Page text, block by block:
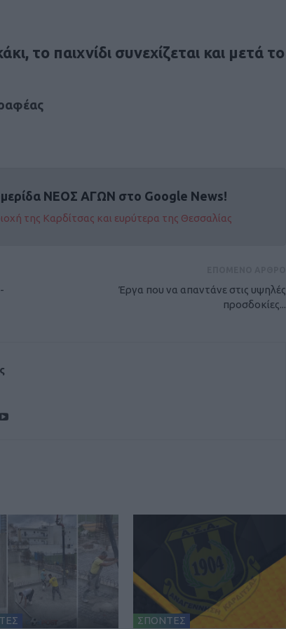
το παιχνίδι συνεχίζεται και μετά το
ΝΕΟΣ ΑΓΩΝ στο Google News!
της Καρδίτσας και ευρύτερα της Θεσσαλίας
Έργα που να απαντάνε στις υψηλές
προσδοκίες...
ΣΠΟΝΤΕΣ